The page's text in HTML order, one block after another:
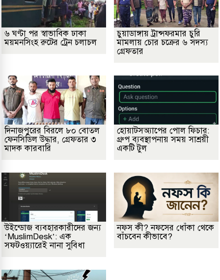
৬ ঘণ্টা পর স্বাভাবিক ঢাকা
ময়মনসিংহ রুটের ট্রেন চলাচল
চুয়াডাঙ্গায় ট্রান্সফরমার চুরি
মামলায় চোর চক্রের ৬ সদস্য
গ্রেফতার
দিনাজপুরের বিরলে ৮০ বোতল
ফেনসিডিল উদ্ধার, গ্রেফতার ৩
মাদক কারবারি
হোয়াটসঅ্যাপের পোল ফিচার:
গ্রুপ ব্যবস্থাপনায় সময় সাশ্রয়ী
একটি টুল
উইন্ডোজ ব্যবহারকারীদের জন্য
‘MuslimDesk’: এক
সফটওয়্যারেই নানা সুবিধা
নফস কী? নফসের ধোঁকা থেকে
বাঁচবেন কীভাবে?